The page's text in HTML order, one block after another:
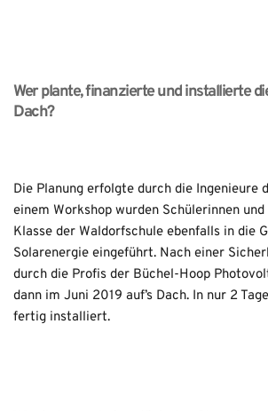
Wer plante, finanzierte und installierte
Dach?
Die Planung erfolgte durch die Ingenieure
einem Workshop wurden Schülerinnen
Klasse der Waldorfschule ebenfalls in die
Solarenergie eingeführt. Nach einer
durch die Profis der Büchel-Hoop
dann im Juni 2019 auf’s Dach. In nur 2
fertig installiert.